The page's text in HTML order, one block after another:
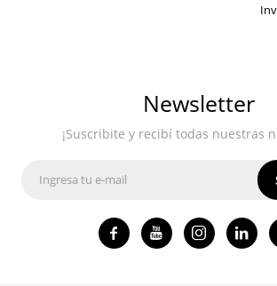
Newsletter
¡Suscribite y recibí todas nuestras
   